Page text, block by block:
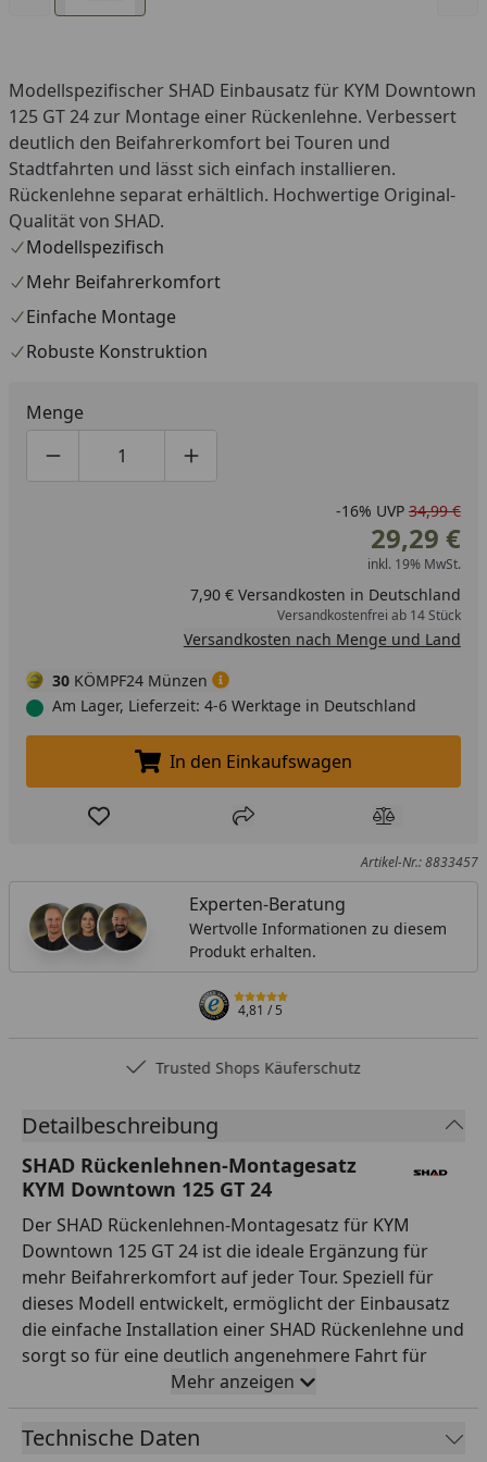
Modellspezifischer SHAD Einbausatz für KYM Downtown
125 GT 24 zur Montage einer Rückenlehne. Verbessert
deutlich den Beifahrerkomfort bei Touren und
Stadtfahrten und lässt sich einfach installieren.
Rückenlehne separat erhältlich. Hochwertige Original-
Qualität von SHAD.
Modellspezifisch
Mehr Beifahrerkomfort
Einfache Montage
Robuste Konstruktion
Menge
Produktmenge um eins verringern
Produktmenge manuell eingeben
Produktmenge um eins erhöhen
-16% UVP 34,99 €
29,29 €
inkl. 19% MwSt.
7,90 € Versandkosten in Deutschland
Versandkostenfrei ab 14 Stück
Versandkosten nach Menge und Land
30 KÖMPF24 Münzen
Am Lager, Lieferzeit: 4-6 Werktage in Deutschland
In den Einkaufswagen legen
In den Einkaufswagen
Produkt zur Wunschliste hinzufügen
Teilen Produkt
Artikel-Nr.: 8833457
Experten-Beratung
Wertvolle Informationen zu diesem
Produkt erhalten.
4,81/ 5
Trusted Shops Käuferschutz
Detailbeschreibung
SHAD Rückenlehnen-Montagesatz
KYM Downtown 125 GT 24
Der SHAD Rückenlehnen-Montagesatz für KYM
Downtown 125 GT 24 ist die ideale Ergänzung für
mehr Beifahrerkomfort auf jeder Tour. Speziell für
dieses Modell entwickelt, ermöglicht der Einbausatz
die einfache Installation einer SHAD Rückenlehne und
sorgt so für eine deutlich angenehmere Fahrt für
deinen Sozius. SHAD bietet eine breite Palette an
gepolsterten Rückenlehnen, die sich perfekt an die
wichtigsten Modelle des Marktes anpassen lassen.
Mehr anzeigen
Technische Daten